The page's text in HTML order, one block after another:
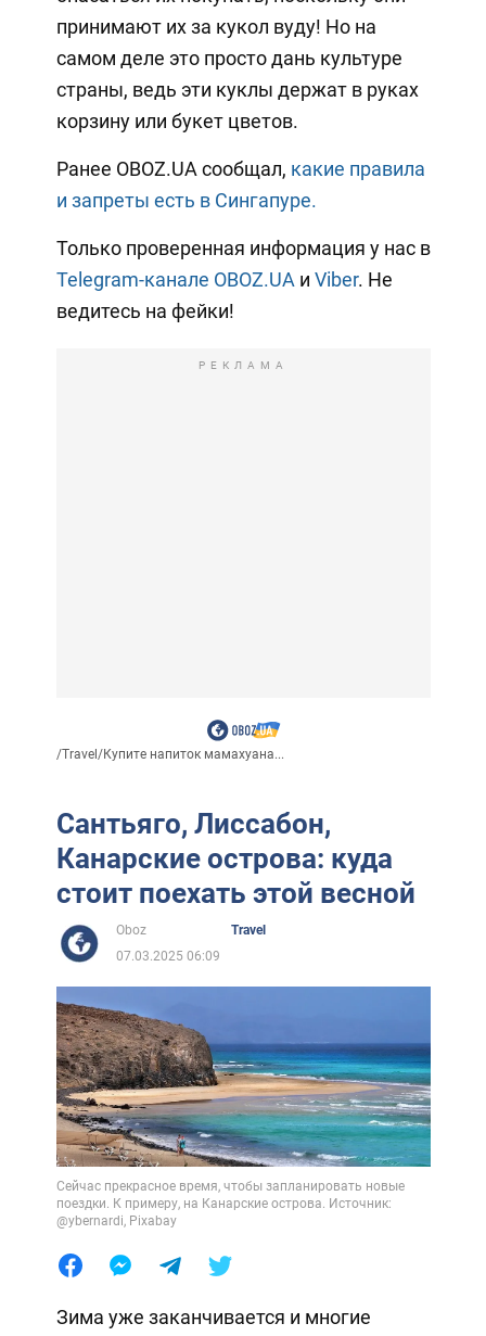
принимают их за кукол вуду! Но на
самом деле это просто дань культуре
страны, ведь эти куклы держат в руках
корзину или букет цветов.
Ранее OBOZ.UA сообщал, какие правила
и запреты есть в Сингапуре.
Только проверенная информация у нас в
Telegram-канале OBOZ.UA и Viber. Не
ведитесь на фейки!
РЕКЛАМА
/Travel/Купите напиток мамахуана...
Сантьяго, Лиссабон,
Канарские острова: куда
стоит поехать этой весной
Oboz
Travel
07.03.2025 06:09
Сейчас прекрасное время, чтобы запланировать новые
поездки. К примеру, на Канарские острова. Источник:
@ybernardi, Pixabay
Зима уже заканчивается и многие